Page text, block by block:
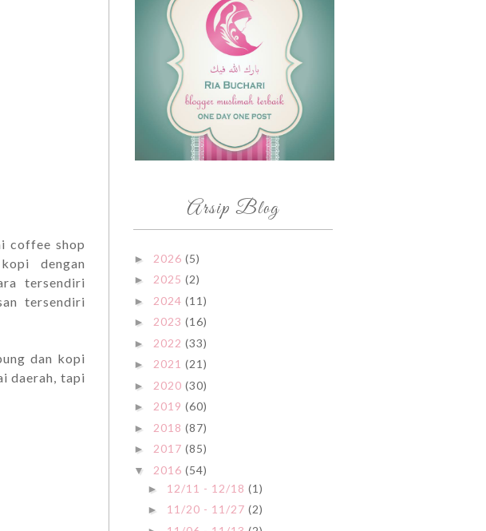
coffee shop
dengan
tersendiri
tersendiri
dan kopi
daerah, tapi
Arsip Blog
► 2026 (5)
► 2025 (2)
► 2024 (11)
► 2023 (16)
► 2022 (33)
► 2021 (21)
► 2020 (30)
► 2019 (60)
► 2018 (87)
► 2017 (85)
▼ 2016 (54)
► 12/11 - 12/18 (1)
► 11/20 - 11/27 (2)